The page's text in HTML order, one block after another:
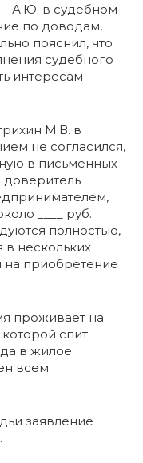
А.Ю. в судебном
по доводам,
пояснил, что
судебного
интересам
М.В. в
не согласился,
в письменных
доверитель
____ руб.
полностью,
в нескольких
приобретение
проживает на
спит
в жилое
всем
заявление